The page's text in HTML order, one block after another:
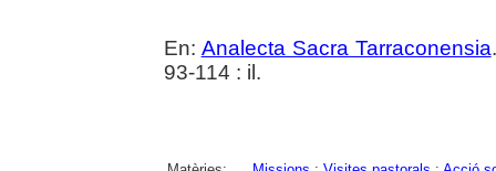
En: Analecta Sacra Tarraconensia
93-114 : il.